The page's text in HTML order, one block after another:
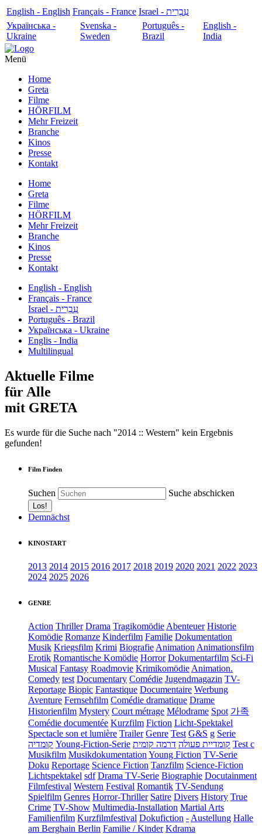
English - English Français - France
עִבְרִית - Israel
Українська -
Ukraine
Svenska -
Sweden
Português -
Brazil
English -
India
Menü
Home
Greta
Filme
HÖRFILM
Mehr Freizeit
Branche
Kinos
Presse
Kontakt
Home
Greta
Filme
HÖRFILM
Mehr Freizeit
Branche
Kinos
Presse
Kontakt
English - English
Français - France
עִבְרִית - Israel
Português - Brazil
Українська - Ukraine
Englis - India
Multilingual
Aktuelle Filme
für Alle
mit GRETA
Es wurde für die Suche nach "2014 :: Western" kein Ergebnis
gefunden!
Film Finden
Suchen Suche abschicken
Demnächst
KINOSTART
2013 2014 2015 2016 2017 2018 2019 2020 2021 2022 2023
2024 2025 2026
GENRE
Action Thriller Drama Tragikomödie Abenteuer Historie
Komödie Romanze Kinderfilm Familie Dokumentation
Musik Kriegsfilm Krimi Biografie Animation Animationsfilm
Erotik Romantische Komödie Horror Dokumentarfilm Sci-Fi
Musical Fantasy Roadmovie Krimikomödie Animation.
Comedy test Documentary Comédie Jugendmagazin TV-
Reportage Biopic Fantastique Documentaire Werbung
Aventure Fernsehfilm Comédie dramatique Drame
Historienfilm Mystery Court métrage Mélodrame Spot 가족
Comédie documentée Kurzfilm Fiction Licht-Spektakel
Spectacle son et lumière Trailer Genre Test G&S g Serie
קומדיה Young-Fiction-Serie קומדיית פעולה דרמה קומית
Test c
Musikfilm Musikdokumentation Young Fiction TV-Serie
Doku Reportage Science Fiction Tanzfilm Science-Fiction
Lichtspektakel sdf Drama TV-Serie Biographie Docutainment
Filmfestival Western Festival Romantik TV-Sendung
Spielfilm Genres Horror-Thriller Satire Divers History True
Crime TV-Show Multimedia-Installation Martial Arts
Familienfilm Kurzfilmfestival Dokufiction - Austellung Halle
am Berghain Berlin Familie / Kinder Kdrama